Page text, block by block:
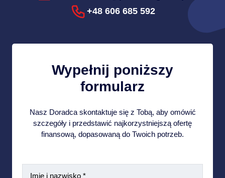
+48 606 685 592
Wypełnij poniższy
formularz
Nasz Doradca skontaktuje się z Tobą, aby omówić
szczegóły i przedstawić najkorzystniejszą ofertę
finansową, dopasowaną do Twoich potrzeb.